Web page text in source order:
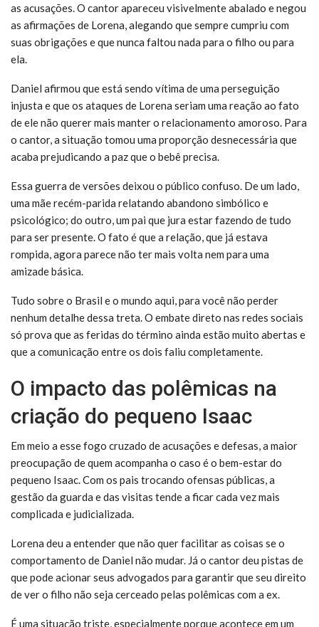
as acusações. O cantor apareceu visivelmente abalado e negou
as afirmações de Lorena, alegando que sempre cumpriu com
suas obrigações e que nunca faltou nada para o filho ou para
ela.
Daniel afirmou que está sendo vítima de uma perseguição
injusta e que os ataques de Lorena seriam uma reação ao fato
de ele não querer mais manter o relacionamento amoroso. Para
o cantor, a situação tomou uma proporção desnecessária que
acaba prejudicando a paz que o bebê precisa.
Essa guerra de versões deixou o público confuso. De um lado,
uma mãe recém-parida relatando abandono simbólico e
psicológico; do outro, um pai que jura estar fazendo de tudo
para ser presente. O fato é que a relação, que já estava
rompida, agora parece não ter mais volta nem para uma
amizade básica.
Tudo sobre o Brasil e o mundo aqui, para você não perder
nenhum detalhe dessa treta. O embate direto nas redes sociais
só prova que as feridas do término ainda estão muito abertas e
que a comunicação entre os dois faliu completamente.
O impacto das polêmicas na
criação do pequeno Isaac
Em meio a esse fogo cruzado de acusações e defesas, a maior
preocupação de quem acompanha o caso é o bem-estar do
pequeno Isaac. Com os pais trocando ofensas públicas, a
gestão da guarda e das visitas tende a ficar cada vez mais
complicada e judicializada.
Lorena deu a entender que não quer facilitar as coisas se o
comportamento de Daniel não mudar. Já o cantor deu pistas de
que pode acionar seus advogados para garantir que seu direito
de ver o filho não seja cerceado pelas polêmicas com a ex.
É uma situação triste, especialmente porque acontece em um